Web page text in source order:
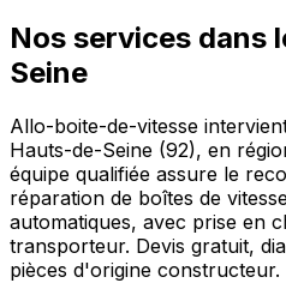
Nos services dans
Seine
Allo-boite-de-vitesse
Hauts-de-Seine (92), en
équipe qualifiée assure le
réparation de boîtes de
automatiques, avec prise en
transporteur. Devis gratuit,
pièces d'origine constructeur.